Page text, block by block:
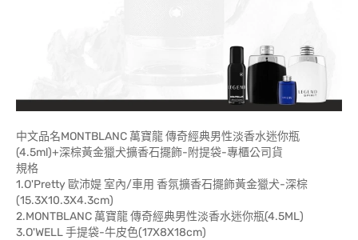
中文品名MONTBLANC 萬寶龍 傳奇經典男性淡香水迷你瓶
(4.5ml)+深棕黃金獵犬擴香石擺飾-附提袋-專櫃公司貨
規格
1.O'Pretty 歐沛媞 室內/車用 香氛擴香石擺飾黃金獵犬-深棕
(15.3X10.3X4.3cm)
2.MONTBLANC 萬寶龍 傳奇經典男性淡香水迷你瓶(4.5ML)
3.O'WELL 手提袋-牛皮色(17X8X18cm)